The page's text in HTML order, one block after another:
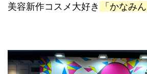
美容新作コスメ大好き 「かなみん